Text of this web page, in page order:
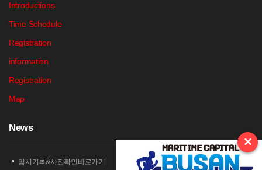
Introductions
Time Schedule
Registration
information
Registration
Map
News
임시기록&사진확인바로가기
×